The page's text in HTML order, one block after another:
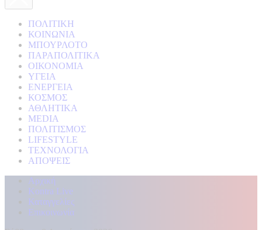
ΠΟΛΙΤΙΚΗ
ΚΟΙΝΩΝΙΑ
ΜΠΟΥΡΛΟΤΟ
ΠΑΡΑΠΟΛΙΤΙΚΑ
ΟΙΚΟΝΟΜΙΑ
ΥΓΕΙΑ
ΕΝΕΡΓΕΙΑ
ΚΟΣΜΟΣ
ΑΘΛΗΤΙΚΑ
MEDIA
ΠΟΛΙΤΙΣΜΟΣ
LIFESTYLE
ΤΕΧΝΟΛΟΓΙΑ
ΑΠΟΨΕΙΣ
Αρχική
Kontra Live
Καταγγελίες
Επικοινωνία